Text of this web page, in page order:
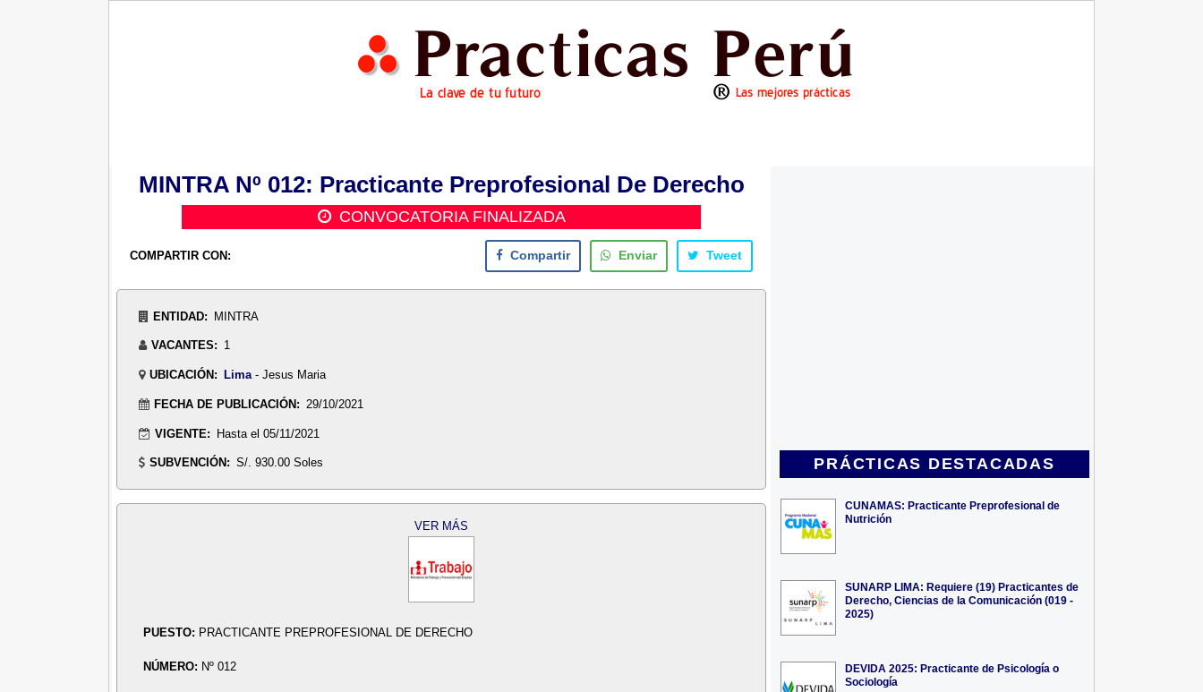
PRÁCTICAS DESTACADAS
CUNAMAS: Practicante Preprofesional de
Nutrición
SUNARP LIMA: Requiere (19) Practicantes de
Derecho, Ciencias de la Comunicación (019 -
2025)
DEVIDA 2025: Practicante de Psicología o
Sociología
MINTRA Nº 012: Practicante Preprofesional De Derecho
CONVOCATORIA FINALIZADA
COMPARTIR CON: Compartir Enviar Tweet
ENTIDAD: MINTRA
VACANTES: 1
UBICACIÓN: Lima- Jesus Maria
FECHA DE PUBLICACIÓN: 29/10/2021
VIGENTE: Hasta el 05/11/2021
SUBVENCIÓN: S/. 930.00 Soles
VER MÁS
PUESTO: PRACTICANTE PREPROFESIONAL DE DERECHO
NÚMERO: Nº 012